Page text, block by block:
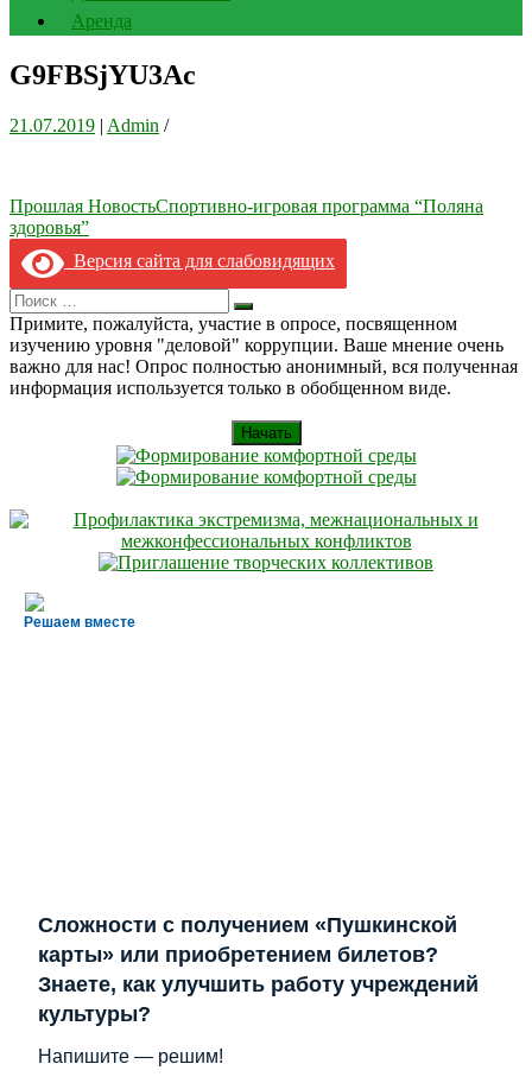
Аренда
G9FBSjYU3Ac
21.07.2019 | Admin /
Навигация
по
записям
Прошлая НовостьСпортивно-игровая программа “Поляна
здоровья”
Версия сайта для слабовидящих
Search
for:
Искать
Примите, пожалуйста, участие в опросе, посвященном
изучению уровня "деловой" коррупции. Ваше мнение очень
важно для нас! Опрос полностью анонимный, вся полученная
информация используется только в обобщенном виде.
Начать
Решаем вместе
Сложности с получением «Пушкинской
карты» или приобретением билетов?
Знаете, как улучшить работу учреждений
культуры?
Напишите — решим!